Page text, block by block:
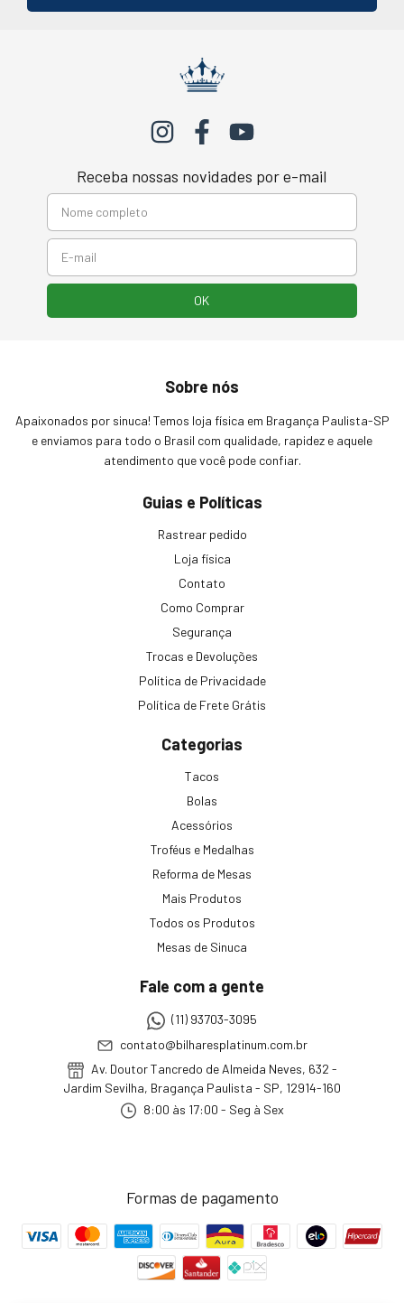
Receba nossas novidades por e-mail
Sobre nós
Apaixonados por sinuca! Temos loja física em Bragança Paulista-SP
e enviamos para todo o Brasil com qualidade, rapidez e aquele
atendimento que você pode confiar.
Guias e Políticas
Rastrear pedido
Loja física
Contato
Como Comprar
Segurança
Trocas e Devoluções
Política de Privacidade
Política de Frete Grátis
Categorias
Tacos
Bolas
Acessórios
Troféus e Medalhas
Reforma de Mesas
Mais Produtos
Todos os Produtos
Mesas de Sinuca
Fale com a gente
(11) 93703-3095
contato@bilharesplatinum.com.br
Av. Doutor Tancredo de Almeida Neves, 632 -
Jardim Sevilha, Bragança Paulista - SP, 12914-160
8:00 às 17:00 - Seg à Sex
Formas de pagamento